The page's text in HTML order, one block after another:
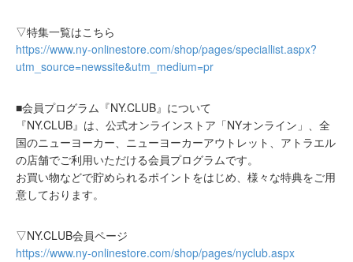
▽特集一覧はこちら
https://www.ny-onlinestore.com/shop/pages/speciallist.aspx?
utm_source=newssite&utm_medium=pr
■会員プログラム『NY.CLUB』について
『NY.CLUB』は、公式オンラインストア「NYオンライン」、全
国のニューヨーカー、ニューヨーカーアウトレット、アトラエル
の店舗でご利用いただける会員プログラムです。
お買い物などで貯められるポイントをはじめ、様々な特典をご用
意しております。
▽NY.CLUB会員ページ
https://www.ny-onlinestore.com/shop/pages/nyclub.aspx